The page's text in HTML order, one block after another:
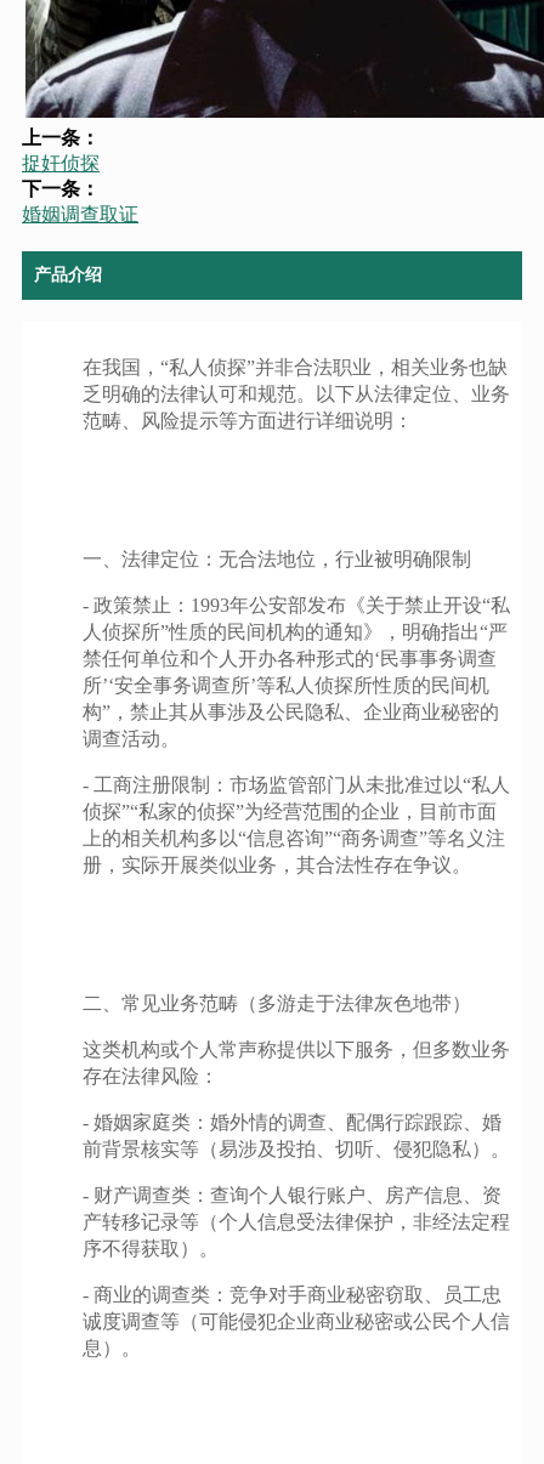
上一条：
捉奸侦探
下一条：
婚姻调查取证
产品介绍
在我国，“私人侦探”并非合法职业，相关业务也缺
乏明确的法律认可和规范。以下从法律定位、业务
范畴、风险提示等方面进行详细说明：
一、法律定位：无合法地位，行业被明确限制
- 政策禁止：1993年公安部发布《关于禁止开设“私
人侦探所”性质的民间机构的通知》，明确指出“严
禁任何单位和个人开办各种形式的‘民事事务调查
所’‘安全事务调查所’等私人侦探所性质的民间机
构”，禁止其从事涉及公民隐私、企业商业秘密的
调查活动。
- 工商注册限制：市场监管部门从未批准过以“私人
侦探”“私家的侦探”为经营范围的企业，目前市面
上的相关机构多以“信息咨询”“商务调查”等名义注
册，实际开展类似业务，其合法性存在争议。
二、常见业务范畴（多游走于法律灰色地带）
这类机构或个人常声称提供以下服务，但多数业务
存在法律风险：
- 婚姻家庭类：婚外情的调查、配偶行踪跟踪、婚
前背景核实等（易涉及投拍、切听、侵犯隐私）。
- 财产调查类：查询个人银行账户、房产信息、资
产转移记录等（个人信息受法律保护，非经法定程
序不得获取）。
- 商业的调查类：竞争对手商业秘密窃取、员工忠
诚度调查等（可能侵犯企业商业秘密或公民个人信
息）。